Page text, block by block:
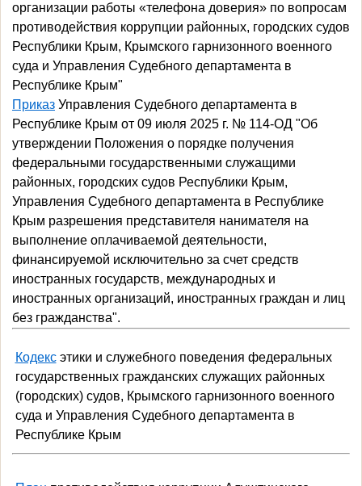
организации работы «телефона доверия» по вопросам
противодействия коррупции районных, городских судов
Республики Крым, Крымского гарнизонного военного
суда и Управления Судебного департамента в
Республике Крым"
Приказ Управления Судебного департамента в
Республике Крым от 09 июля 2025 г. № 114-ОД "Об
утверждении Положения о порядке получения
федеральными государственными служащими
районных, городских судов Республики Крым,
Управления Судебного департамента в Республике
Крым разрешения представителя нанимателя на
выполнение оплачиваемой деятельности,
финансируемой исключительно за счет средств
иностранных государств, международных и
иностранных организаций, иностранных граждан и лиц
без гражданства".
Кодексэтики и служебного поведения федеральных
государственных гражданских служащих районных
(городских) судов, Крымского гарнизонного военного
суда и Управления Судебного департамента в
Республике Крым